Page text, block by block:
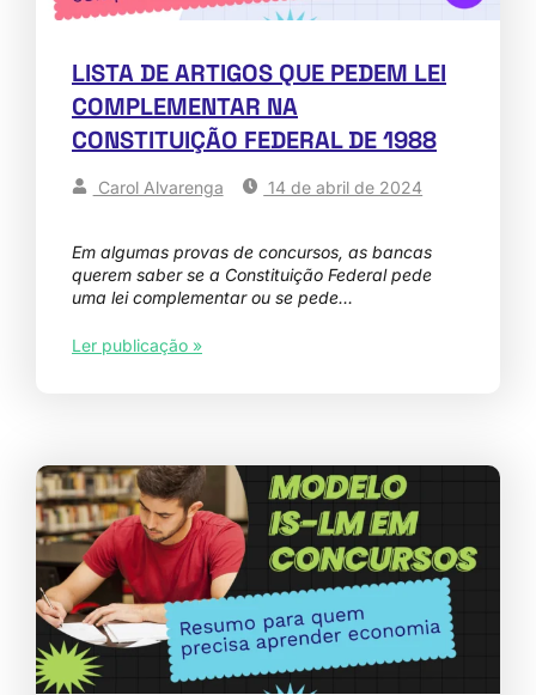
LISTA DE ARTIGOS QUE PEDEM LEI
COMPLEMENTAR NA
CONSTITUIÇÃO FEDERAL DE 1988
Carol Alvarenga 14 de abril de 2024
Em algumas provas de concursos, as bancas
querem saber se a Constituição Federal pede
uma lei complementar ou se pede…
Ler publicação »